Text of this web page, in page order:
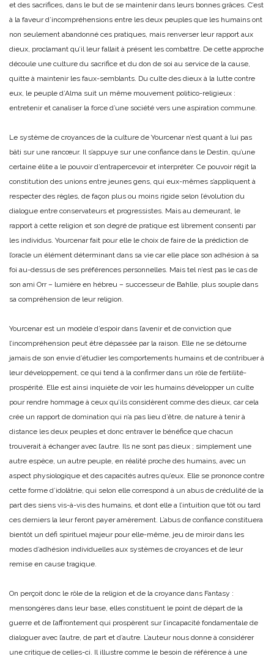
et des sacrifices, dans le but de se maintenir dans leurs bonnes grâces. C’est
à la faveur d’incompréhensions entre les deux peuples que les humains ont
non seulement abandonné ces pratiques, mais renverser leur rapport aux
dieux, proclamant qu’il leur fallait à présent les combattre. De cette approche
découle une culture du sacrifice et du don de soi au service de la cause,
quitte à maintenir les faux-semblants. Du culte des dieux à la lutte contre
eux, le peuple d’Alma suit un même mouvement politico-religieux :
entretenir et canaliser la force d’une société vers une aspiration commune.
Le système de croyances de la culture de Yourcenar n’est quant à lui pas
bâti sur une rancœur. Il s’appuye sur une confiance dans le Destin, qu’une
certaine élite a le pouvoir d’entrapercevoir et interpréter. Ce pouvoir régit la
constitution des unions entre jeunes gens, qui eux-mêmes s’appliquent à
respecter des règles, de façon plus ou moins rigide selon l’évolution du
dialogue entre conservateurs et progressistes. Mais au demeurant, le
rapport à cette religion et son degré de pratique est librement consenti par
les individus. Yourcenar fait pour elle le choix de faire de la prédiction de
l’oracle un élément déterminant dans sa vie car elle place son adhésion à sa
foi au-dessus de ses préférences personnelles. Mais tel n’est pas le cas de
son ami Orr – lumière en hébreu – successeur de Bahlle, plus souple dans
sa compréhension de leur religion.
Yourcenar est un modèle d’espoir dans l’avenir et de conviction que
l’incompréhension peut être dépassée par la raison. Elle ne se détourne
jamais de son envie d’étudier les comportements humains et de contribuer à
leur développement, ce qui tend à la confirmer dans un rôle de fertilité-
prospérité. Elle est ainsi inquiète de voir les humains développer un culte
pour rendre hommage à ceux qu’ils considèrent comme des dieux, car cela
crée un rapport de domination qui n’a pas lieu d’être, de nature à tenir à
distance les deux peuples et donc entraver le bénéfice que chacun
trouverait à échanger avec l’autre. Ils ne sont pas dieux ; simplement une
autre espèce, un autre peuple, en réalité proche des humains, avec un
aspect physiologique et des capacités autres qu’eux. Elle se prononce contre
cette forme d’idolâtrie, qui selon elle correspond à un abus de crédulité de la
part des siens vis-à-vis des humains, et dont elle a l’intuition que tôt ou tard
ces derniers la leur feront payer amèrement. L’abus de confiance constituera
bientôt un défi spirituel majeur pour elle-même, jeu de miroir dans les
modes d’adhésion individuelles aux systèmes de croyances et de leur
remise en cause tragique.
On perçoit donc le rôle de la religion et de la croyance dans Fantasy :
mensongères dans leur base, elles constituent le point de départ de la
guerre et de l’affrontement qui prospèrent sur l’incapacité fondamentale de
dialoguer avec l’autre, de part et d’autre. L’auteur nous donne à considérer
une critique de celles-ci. Il illustre comme le besoin de référence à une